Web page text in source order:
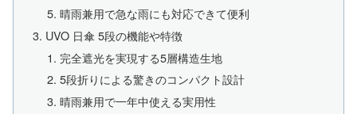
晴雨兼用で急な雨にも対応できて便利
UVO 日傘 5段の機能や特徴
完全遮光を実現する5層構造生地
5段折りによる驚きのコンパクト設計
晴雨兼用で一年中使える実用性